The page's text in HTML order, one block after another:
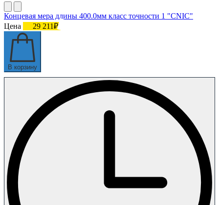
Концевая мера длины 400.0мм класс точности 1 "CNIC"
Цена
29 211₽
В корзину